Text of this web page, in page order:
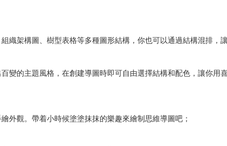
織架構圖、樹型表格等多種圖形結構，你也可以通過結構混排，
變的主題風格，在創建導圖時即可自由選擇結構和配色，讓你用
外觀。帶着小時候塗塗抹抹的樂趣來繪制思維導圖吧；